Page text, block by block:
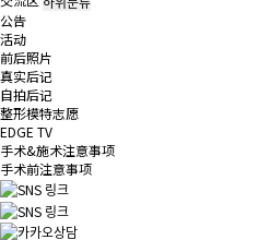
公告
活动
前后照片
真实后记
自拍后记
整形模特志愿
EDGE TV
手术&施术注意事项
手术前注意事项